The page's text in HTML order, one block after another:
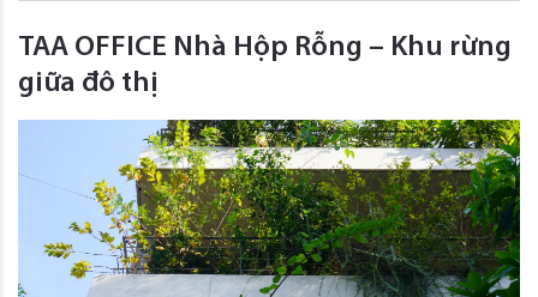
TAA OFFICE Nhà Hộp Rỗng – Khu rừng
giữa đô thị